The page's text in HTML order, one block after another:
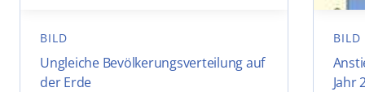
BILD
Ungleiche Bevölkerungsverteilung auf
der Erde
BILD
Jahr